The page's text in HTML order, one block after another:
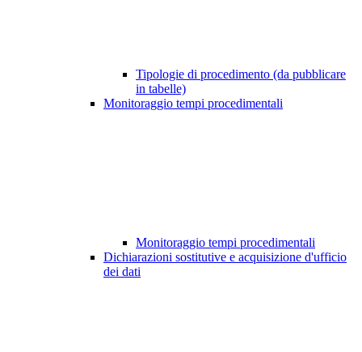
Tipologie di procedimento (da pubblicare
in tabelle)
Monitoraggio tempi procedimentali
Monitoraggio tempi procedimentali
Dichiarazioni sostitutive e acquisizione d'ufficio
dei dati